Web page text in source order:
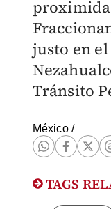
justo en
Tránsito
México/
TAGS